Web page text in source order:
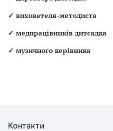
✓ вихователя-методиста
✓ медпрацівників дитсадка
✓ музичного керівника
Контакти